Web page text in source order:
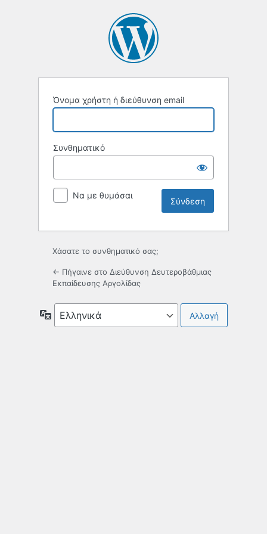
Όνομα χρήστη ή διεύθυνση email
Συνθηματικό
Να με θυμάσαι
Χάσατε το συνθηματικό σας;
← Πήγαινε στο Διεύθυνση Δευτεροβάθμιας
Εκπαίδευσης Αργολίδας
Γλώσσα